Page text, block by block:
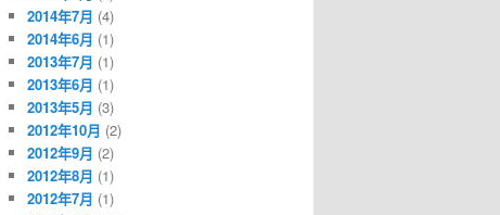
2014年7月 (4)
2014年6月 (1)
2013年7月 (1)
2013年6月 (1)
2013年5月 (3)
2012年10月 (2)
2012年9月 (2)
2012年8月 (1)
2012年7月 (1)